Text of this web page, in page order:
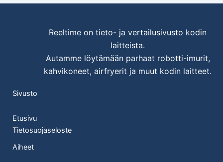
Reeltime on tieto- ja vertailusivusto kodin
laitteista.
Autamme löytämään parhaat robotti-imurit,
kahvikoneet, airfryerit ja muut kodin laitteet.
Sivusto
Etusivu
Tietosuojaseloste
Aiheet